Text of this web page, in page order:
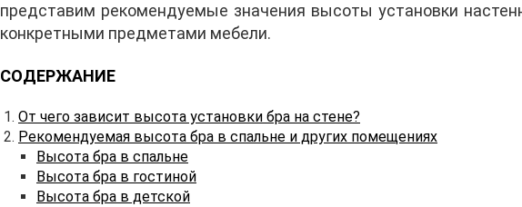
представим рекомендуемые значения высоты установки
конкретными предметами мебели.
СОДЕРЖАНИЕ
От чего зависит высота установки бра на стене?
Рекомендуемая высота бра в спальне и других помещениях
Высота бра в спальне
Высота бра в гостиной
Высота бра в детской